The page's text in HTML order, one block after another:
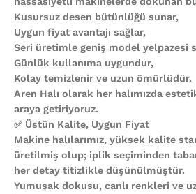
Kusursuz desen bütünlüğü sunar,
Uygun fiyat avantajı sağlar,
Seri üretimle geniş model yelpazesi
Günlük kullanıma uygundur,
Kolay temizlenir ve uzun ömürlüdür.
Aren Halı olarak her halımızda
araya getiriyoruz.
✅ Üstün Kalite, Uygun Fiyat
Makine halılarımız, yüksek kalite
üretilmiş olup; iplik seçiminden
her detay titizlikle düşünülmüştür.
Yumuşak dokusu, canlı renkleri ve